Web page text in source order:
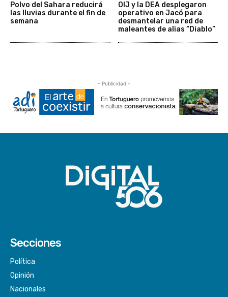
Polvo del Sahara reducirá
las lluvias durante el fin de
semana
OIJ y la DEA desplegaron
operativo en Jacó para
desmantelar una red de
maleantes de alias “Diablo”
- Publicidad -
Secciones
Política
Opinión
Nacionales